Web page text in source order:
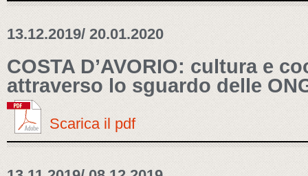
13.12.2019/ 20.01.2020
COSTA D’AVORIO: cultura e
attraverso lo sguardo delle
Scarica il pdf